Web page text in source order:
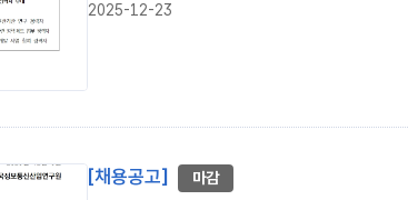
2025-12-23
[채용공고] 마감